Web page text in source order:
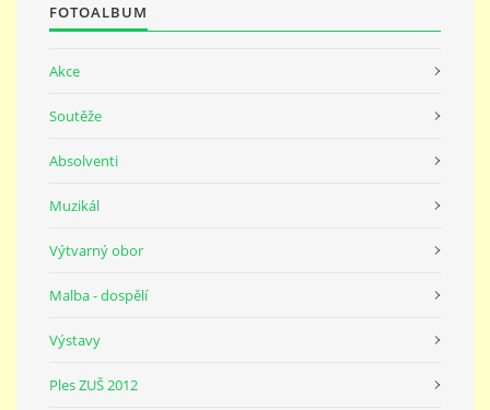
FOTOALBUM
Akce
Soutěže
Absolventi
Muzikál
Výtvarný obor
Malba - dospělí
Výstavy
Ples ZUŠ 2012